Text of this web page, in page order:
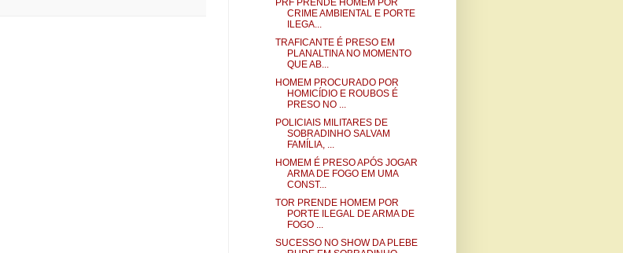
PRF PRENDE HOMEM POR
CRIME AMBIENTAL E PORTE
ILEGA...
TRAFICANTE É PRESO EM
PLANALTINA NO MOMENTO
QUE AB...
HOMEM PROCURADO POR
HOMICÍDIO E ROUBOS É
PRESO NO ...
POLICIAIS MILITARES DE
SOBRADINHO SALVAM
FAMÍLIA, ...
HOMEM É PRESO APÓS JOGAR
ARMA DE FOGO EM UMA
CONST...
TOR PRENDE HOMEM POR
PORTE ILEGAL DE ARMA DE
FOGO ...
SUCESSO NO SHOW DA PLEBE